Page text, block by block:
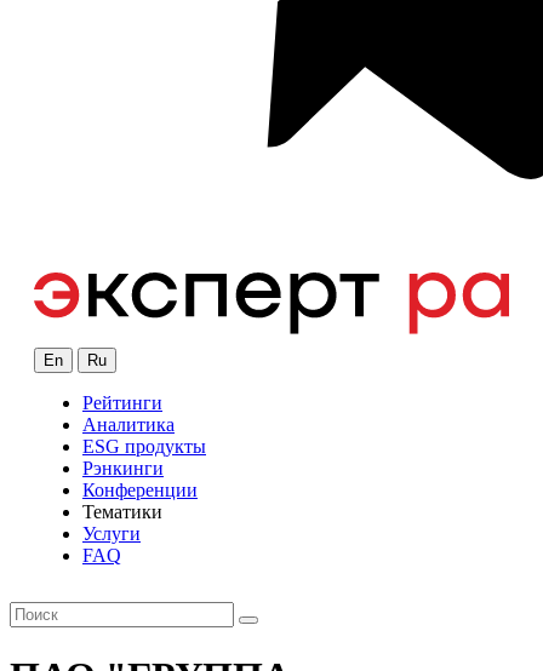
En Ru
Рейтинги
Аналитика
ESG продукты
Рэнкинги
Конференции
Тематики
Услуги
FAQ